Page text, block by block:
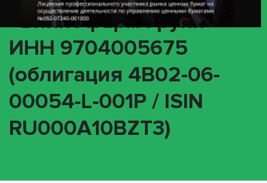
«Биннофарм Групп»
ИНН 9704005675
(облигация 4B02-06-
00054-L-001P / ISIN
RU000A10BZT3)